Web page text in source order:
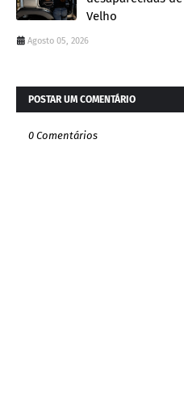
Velho
Agosto 05, 2026
POSTAR UM COMENTÁRIO
0 Comentários